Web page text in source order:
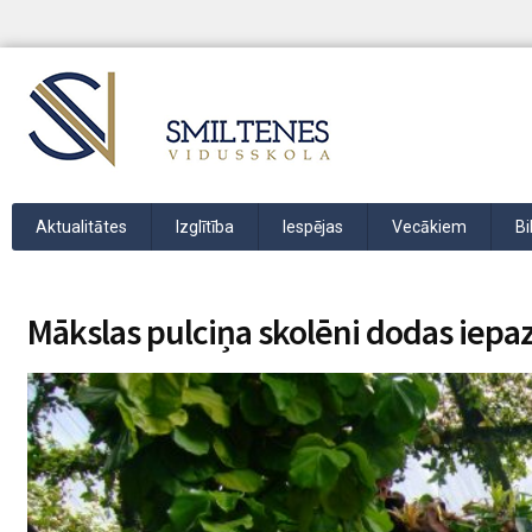
Aktualitātes Izglītība Iespējas Vecākiem
Mākslas pulciņa skolēni dodas